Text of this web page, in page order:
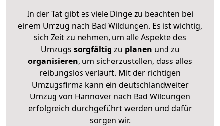
In der Tat gibt es viele Dinge zu beachten bei
einem Umzug nach Bad Wildungen. Es ist wichtig,
sich Zeit zu nehmen, um alle Aspekte des
Umzugs sorgfältig zu planen und zu
organisieren, um sicherzustellen, dass alles
reibungslos verläuft. Mit der richtigen
Umzugsfirma kann ein deutschlandweiter
Umzug von Hannover nach Bad Wildungen
erfolgreich durchgeführt werden und dafür
sorgen wir.